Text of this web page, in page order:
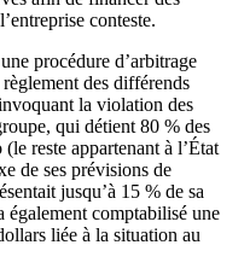
conteste.
procédure d’arbitrage
des différends
la violation des
qui détient 80 % des
reste appartenant à l’État
de ses prévisions de
jusqu’à 15 % de sa
également comptabilisé une
liée à la situation au